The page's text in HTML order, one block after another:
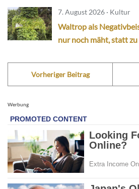
7. August 2026 · Kultur
Waltrop als
nur noch mäht, statt
Vorheriger Beitrag
Werbung